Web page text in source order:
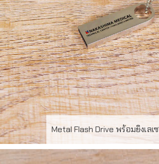
Metal Flash Drive พร้อมยิงเลเ
FD-MT29 Metal USB Flash Drive พ